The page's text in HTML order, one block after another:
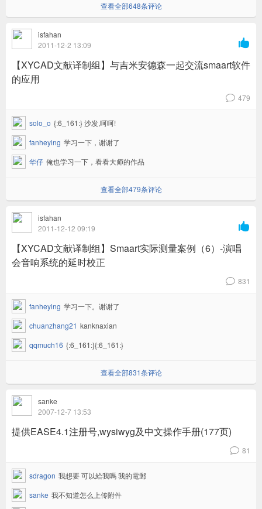
查看全部648条评论

isfahan
2011-12-2 13:09
【XYCAD文献译制组】与吉米安德森一起交流smaart软件
的应用
v 479
solo_o {:6_161:} 沙发,呵呵!
fanheying 学习一下，谢谢了
华仔 俺也学习一下，看看大师的作品
查看全部479条评论

isfahan
2011-12-12 09:19
【XYCAD文献译制组】Smaart实际测量案例（6）-演唱
会音响系统的延时校正
v 831
fanheying 学习一下。谢谢了
chuanzhang21 kanknaxian
qqmuch16 {:6_161:}{:6_161:}
查看全部831条评论
sanke
2007-12-7 13:53
提供EASE4.1注册号,wysiwyg及中文操作手册(177页)
v 81
sdragon 我想要 可以給我嗎 我的電郵
sanke 我不知道怎么上传附件